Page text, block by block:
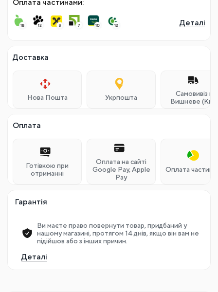
Деталі
Потрібна консультація?
проконсультувати та дати відповіді на запитання
Консультація
Доставка
Нова Пошта Укрпошта
Самовивіз м.
Оплата
Готівкою при
отриманні
Оплата на сайті
Google Pay, Apple